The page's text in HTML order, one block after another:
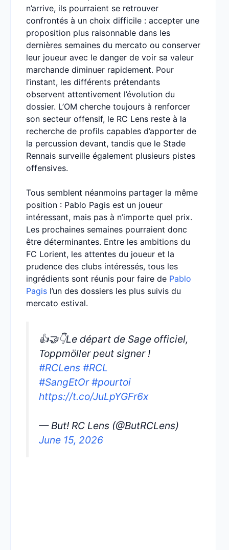
n’arrive, ils pourraient se retrouver
confrontés à un choix difficile : accepter une
proposition plus raisonnable dans les
dernières semaines du mercato ou conserver
leur joueur avec le danger de voir sa valeur
marchande diminuer rapidement. Pour
l’instant, les différents prétendants
observent attentivement l’évolution du
dossier. L’OM cherche toujours à renforcer
son secteur offensif, le RC Lens reste à la
recherche de profils capables d’apporter de
la percussion devant, tandis que le Stade
Rennais surveille également plusieurs pistes
offensives.
Tous semblent néanmoins partager la même
position : Pablo Pagis est un joueur
intéressant, mais pas à n’importe quel prix.
Les prochaines semaines pourraient donc
être déterminantes. Entre les ambitions du
FC Lorient, les attentes du joueur et la
prudence des clubs intéressés, tous les
ingrédients sont réunis pour faire de Pablo
Pagis l’un des dossiers les plus suivis du
mercato estival.
👍🤝👇Le départ de Sage officiel,
Toppmöller peut signer !
#RCLens #RCL
#SangEtOr #pourtoi
https://t.co/JuLpYGFr6x
— But! RC Lens (@ButRCLens)
June 15, 2026